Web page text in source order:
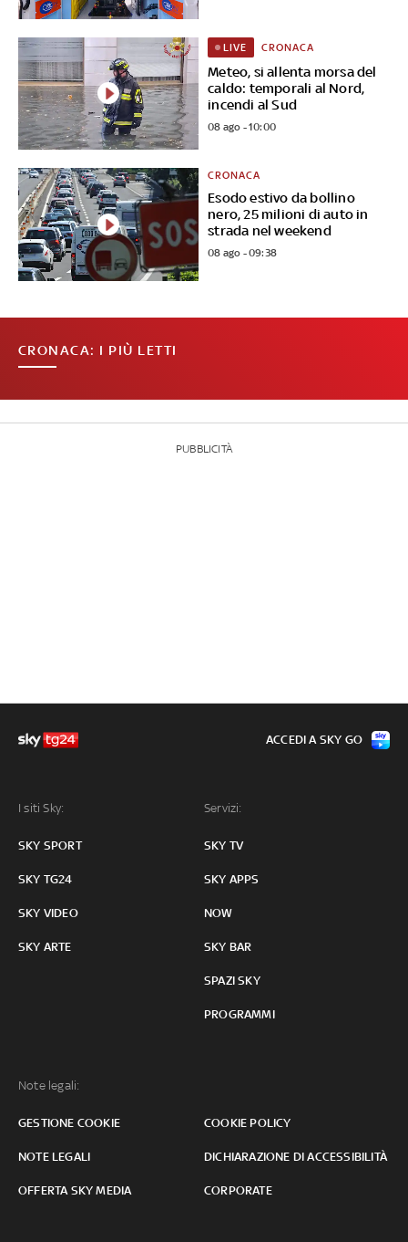
Meteo, si allenta morsa del
caldo: temporali al Nord,
incendi al Sud
LIVE CRONACA
08 ago - 10:00
Esodo estivo da bollino
nero, 25 milioni di auto in
strada nel weekend
CRONACA
08 ago - 09:38
CRONACA: I PIÙ LETTI
PUBBLICITÀ
I siti Sky:
SKY SPORT
SKY TG24
SKY VIDEO
SKY ARTE
Servizi:
SKY TV
SKY APPS
NOW
SKY BAR
SPAZI SKY
PROGRAMMI
Note legali:
GESTIONE COOKIE COOKIE POLICY
NOTE LEGALI DICHIARAZIONE DI ACCESSIBILITÀ
OFFERTA SKY MEDIA CORPORATE
ACCEDI A SKY GO